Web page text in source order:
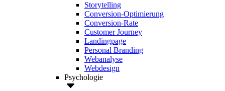
Storytelling
Conversion-Optimierung
Conversion-Rate
Customer Journey
Landingpage
Personal Branding
Webanalyse
Webdesign
Psychologie